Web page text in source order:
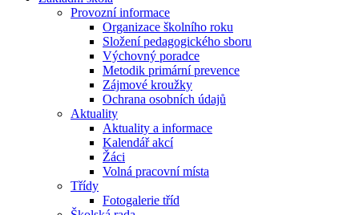
Provozní informace
Organizace školního roku
Složení pedagogického sboru
Výchovný poradce
Metodik primární prevence
Zájmové kroužky
Ochrana osobních údajů
Aktuality
Aktuality a informace
Kalendář akcí
Žáci
Volná pracovní místa
Třídy
Fotogalerie tříd